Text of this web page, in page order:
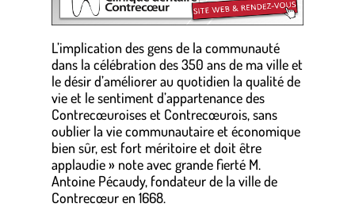
L’implication des gens de la communauté
dans la célébration des 350 ans de ma ville et
le désir d’améliorer au quotidien la qualité de
vie et le sentiment d’appartenance des
Contrecœuroises et Contrecœurois, sans
oublier la vie communautaire et économique
bien sûr, est fort méritoire et doit être
applaudie » note avec grande fierté M.
Antoine Pécaudy, fondateur de la ville de
Contrecœur en 1668.